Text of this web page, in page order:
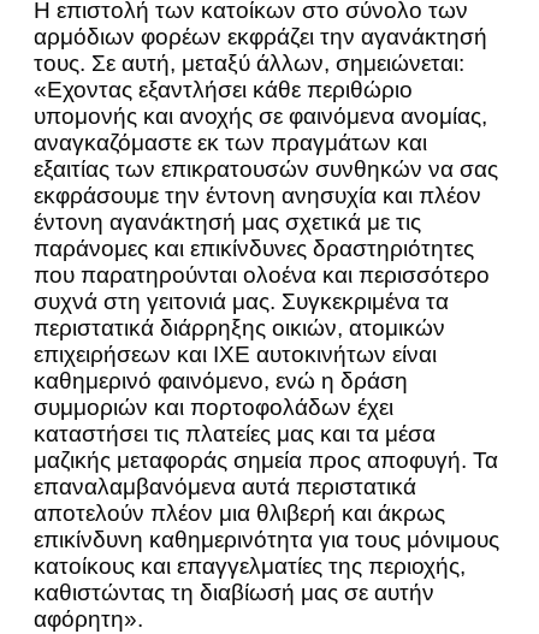
Η επιστολή των κατοίκων στο σύνολο των
αρμόδιων φορέων εκφράζει την αγανάκτησή
τους. Σε αυτή, μεταξύ άλλων, σημειώνεται:
«Εχοντας εξαντλήσει κάθε περιθώριο
υπομονής και ανοχής σε φαινόμενα ανομίας,
αναγκαζόμαστε εκ των πραγμάτων και
εξαιτίας των επικρατουσών συνθηκών να σας
εκφράσουμε την έντονη ανησυχία και πλέον
έντονη αγανάκτησή μας σχετικά με τις
παράνομες και επικίνδυνες δραστηριότητες
που παρατηρούνται ολοένα και περισσότερο
συχνά στη γειτονιά μας. Συγκεκριμένα τα
περιστατικά διάρρηξης οικιών, ατομικών
επιχειρήσεων και ΙΧΕ αυτοκινήτων είναι
καθημερινό φαινόμενο, ενώ η δράση
συμμοριών και πορτοφολάδων έχει
καταστήσει τις πλατείες μας και τα μέσα
μαζικής μεταφοράς σημεία προς αποφυγή. Τα
επαναλαμβανόμενα αυτά περιστατικά
αποτελούν πλέον μια θλιβερή και άκρως
επικίνδυνη καθημερινότητα για τους μόνιμους
κατοίκους και επαγγελματίες της περιοχής,
καθιστώντας τη διαβίωσή μας σε αυτήν
αφόρητη».